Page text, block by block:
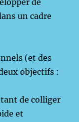
de
un cadre
(et des
objectifs :
de colliger
et